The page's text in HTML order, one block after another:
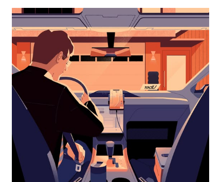
头
浏
日
并
期。
按
退